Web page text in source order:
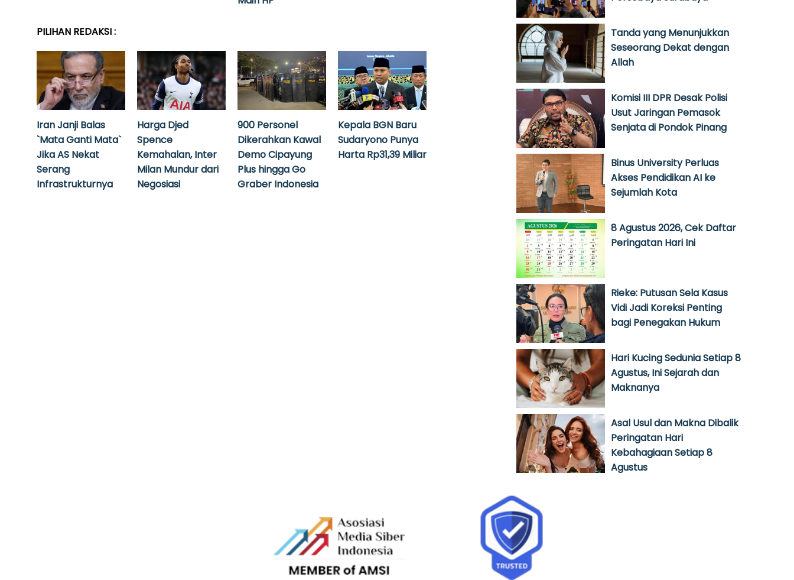
PILIHAN REDAKSI :
Iran Janji Balas
`Mata Ganti Mata`
Jika AS Nekat
Serang
Infrastrukturnya
Harga Djed
Spence
Kemahalan, Inter
Milan Mundur dari
Negosiasi
900 Personel
Dikerahkan Kawal
Demo Cipayung
Plus hingga Go
Graber Indonesia
Kepala BGN Baru
Sudaryono Punya
Harta Rp31,39 Miliar
Tanda yang Menunjukkan
Seseorang Dekat dengan
Allah
Komisi III DPR Desak Polisi
Usut Jaringan Pemasok
Senjata di Pondok Pinang
Binus University Perluas
Akses Pendidikan AI ke
Sejumlah Kota
8 Agustus 2026, Cek Daftar
Peringatan Hari Ini
Rieke: Putusan Sela Kasus
Vidi Jadi Koreksi Penting
bagi Penegakan Hukum
Hari Kucing Sedunia Setiap 8
Agustus, Ini Sejarah dan
Maknanya
Asal Usul dan Makna Dibalik
Peringatan Hari
Kebahagiaan Setiap 8
Agustus